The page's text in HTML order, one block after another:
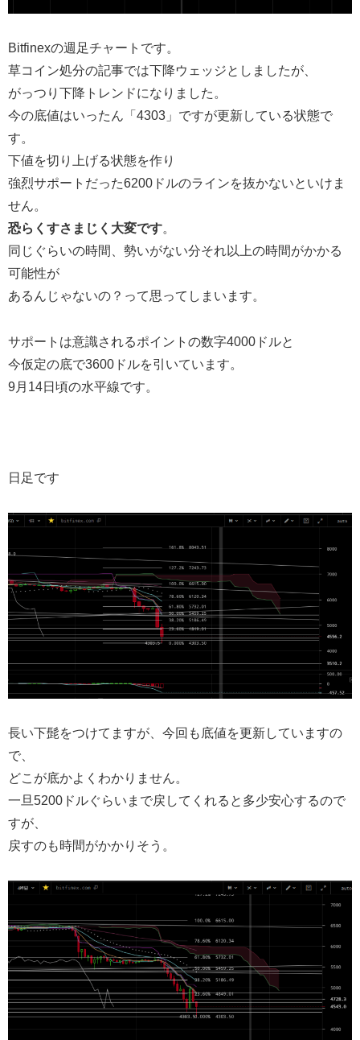
Bitfinexの週足チャートです。
草コイン処分の記事では下降ウェッジとしましたが、
がっつり下降トレンドになりました。
今の底値はいったん「4303」ですが更新している状態で
す。
下値を切り上げる状態を作り
強烈サポートだった6200ドルのラインを抜かないといけま
せん。
恐らくすさまじく大変です。
同じぐらいの時間、勢いがない分それ以上の時間がかかる
可能性が
あるんじゃないの？って思ってしまいます。
サポートは意識されるポイントの数字4000ドルと
今仮定の底で3600ドルを引いています。
9月14日頃の水平線です。
日足です
長い下髭をつけてますが、今回も底値を更新していますの
で、
どこが底かよくわかりません。
一旦5200ドルぐらいまで戻してくれると多少安心するので
すが、
戻すのも時間がかかりそう。